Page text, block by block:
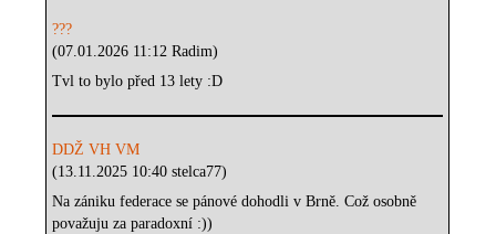
???
(07.01.2026 11:12 Radim)
Tvl to bylo před 13 lety :D
DDŽ VH VM
(13.11.2025 10:40 stelca77)
Na zániku federace se pánové dohodli v Brně. Což osobně
považuju za paradoxní :))